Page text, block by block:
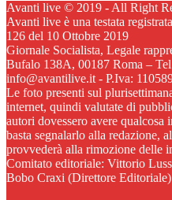
Avanti live © 2019 - All Right
Avanti live è una testata
126 del 10 Ottobre 2019
Giornale Socialista, Legale
Bufalo 138A, 00187 Roma –
info@avantilive.it - P.Iva:
Le foto presenti sul
internet, quindi valutate di
autori dovessero avere
basta segnalarlo alla redazione,
provvederà alla rimozione delle
Comitato editoriale: Vittorio
Bobo Craxi (Direttore Editoriale)